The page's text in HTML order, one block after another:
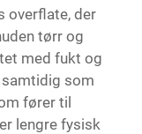
overflate, der
tørr og
med fukt og
som
fører til
lengre fysisk